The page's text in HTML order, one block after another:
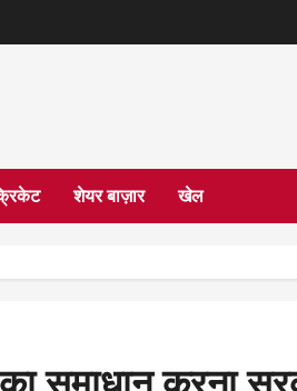
शेयर बाज़ार खेल